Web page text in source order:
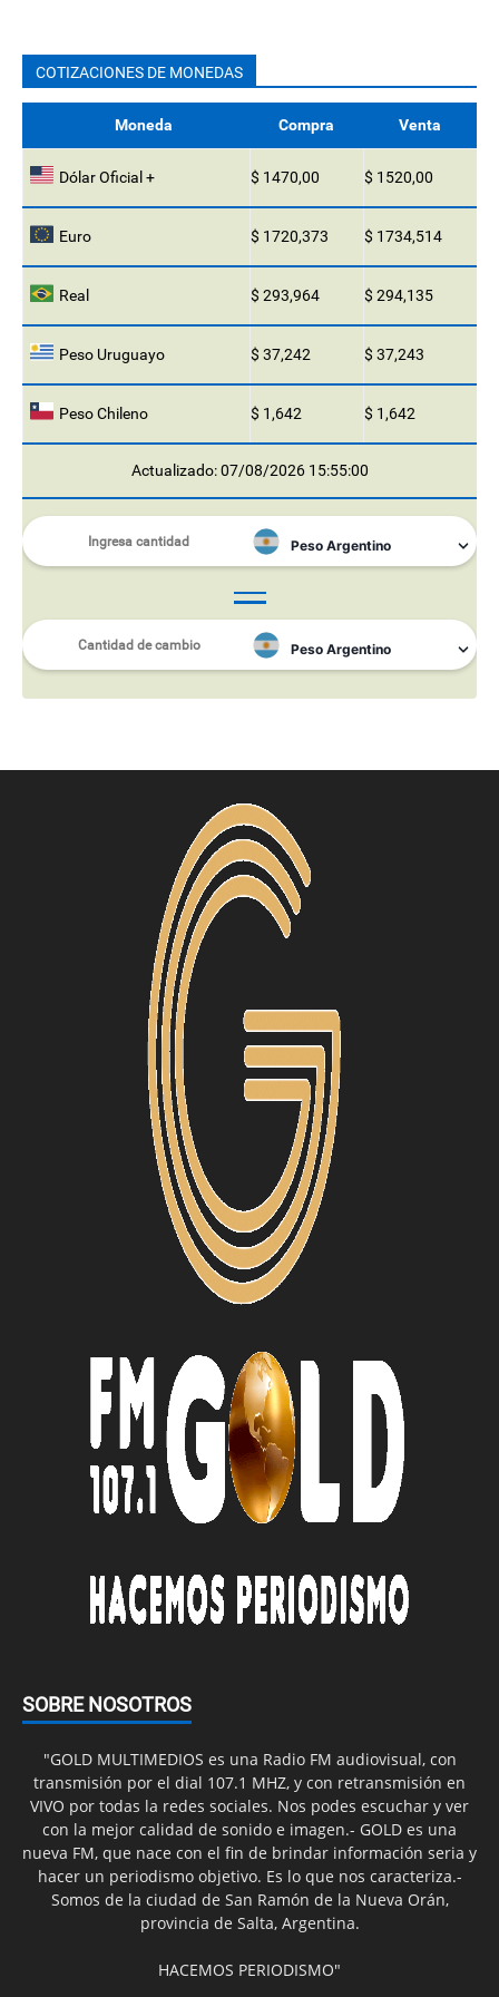
COTIZACIONES DE MONEDAS
Moneda Compra Venta
Dólar Oficial + $ 1470,00 $ 1520,00
Euro $ 1720,373 $ 1734,514
Real $ 293,964 $ 294,135
Peso Uruguayo $ 37,242 $ 37,243
Peso Chileno $ 1,642 $ 1,642
Actualizado: 07/08/2026 15:55:00
SOBRE NOSOTROS
"GOLD MULTIMEDIOS es una Radio FM audiovisual, con
transmisión por el dial 107.1 MHZ, y con retransmisión en
VIVO por todas la redes sociales. Nos podes escuchar y ver
con la mejor calidad de sonido e imagen.- GOLD es una
nueva FM, que nace con el fin de brindar información seria y
hacer un periodismo objetivo. Es lo que nos caracteriza.-
Somos de la ciudad de San Ramón de la Nueva Orán,
provincia de Salta, Argentina.
HACEMOS PERIODISMO"